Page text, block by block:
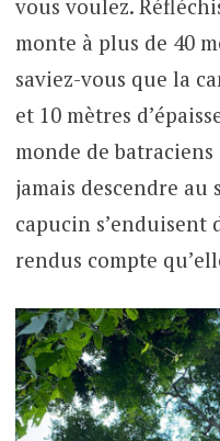
vous voulez.
monte à plus de 40
saviez-vous que la
et 10 mètres
monde de
jamais descendre au
capucin s’enduisent
rendus compte